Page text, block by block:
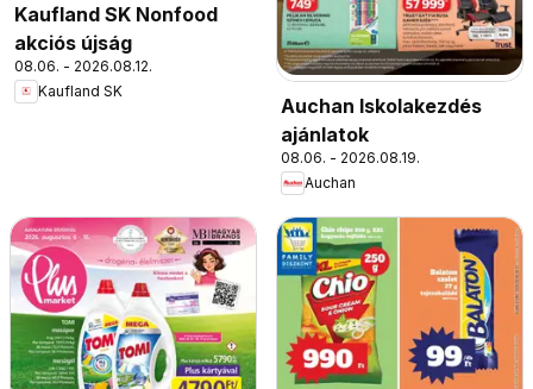
Kaufland SK Nonfood
akciós újság
08.06. - 2026.08.12.
Kaufland SK
Auchan Iskolakezdés
ajánlatok
08.06. - 2026.08.19.
Auchan